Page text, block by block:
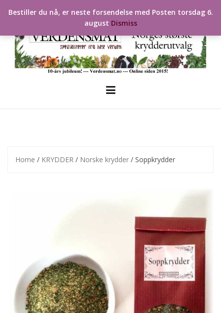
Home / KRYDDER / Norske krydder / Soppkrydder
Bestiller du nå, er neste forsendelse med Posten torsdag 6.
august Dismiss